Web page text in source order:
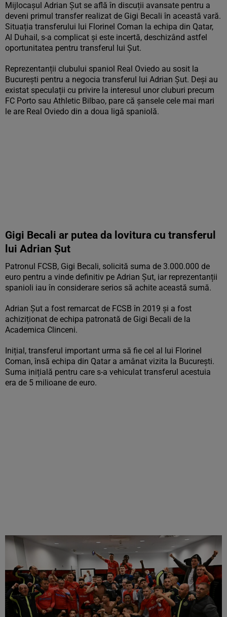
Mijlocașul Adrian Șut se află în discuții avansate pentru a
deveni primul transfer realizat de Gigi Becali în această vară.
Situația transferului lui Florinel Coman la echipa din Qatar,
Al Duhail, s-a complicat și este incertă, deschizând astfel
oportunitatea pentru transferul lui Șut.
Reprezentanții clubului spaniol Real Oviedo au sosit la
București pentru a negocia transferul lui Adrian Șut. Deși au
existat speculații cu privire la interesul unor cluburi precum
FC Porto sau Athletic Bilbao, pare că șansele cele mai mari
le are Real Oviedo din a doua ligă spaniolă.
Gigi Becali ar putea da lovitura cu transferul
lui Adrian Șut
Patronul FCSB, Gigi Becali, solicită suma de 3.000.000 de
euro pentru a vinde definitiv pe Adrian Șut, iar reprezentanții
spanioli iau în considerare serios să achite această sumă.
Adrian Șut a fost remarcat de FCSB în 2019 și a fost
achiziționat de echipa patronată de Gigi Becali de la
Academica Clinceni.
Inițial, transferul important urma să fie cel al lui Florinel
Coman, însă echipa din Qatar a amânat vizita la București.
Suma inițială pentru care s-a vehiculat transferul acestuia
era de 5 milioane de euro.